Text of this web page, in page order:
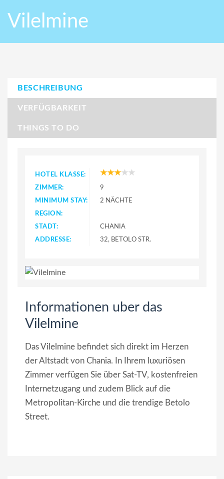
Vilelmine
BESCHREIBUNG
VERFÜGBARKEIT
THINGS TO DO
HOTEL KLASSE:
ZIMMER:
9
MINIMUM STAY:
2 NÄCHTE
REGION:
STADT:
CHANIA
ADDRESSE:
32, BETOLO STR.
Informationen uber das
Vilelmine
Das Vilelmine befindet sich direkt im Herzen
der Altstadt von Chania. In Ihrem luxuriösen
Zimmer verfügen Sie über Sat-TV, kostenfreien
Internetzugang und zudem Blick auf die
Metropolitan-Kirche und die trendige Betolo
Street.